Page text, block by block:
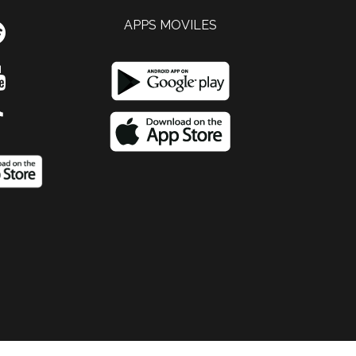
APPS MOVILES